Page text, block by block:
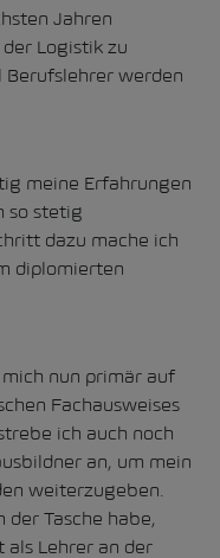
Jahren
Logistik zu
Berufslehrer werden
meine Erfahrungen
so stetig
dazu mache ich
diplomierten
nun primär auf
Fachausweises
ich auch noch
an, um mein
weiterzugeben.
der Tasche habe,
als Lehrer an der